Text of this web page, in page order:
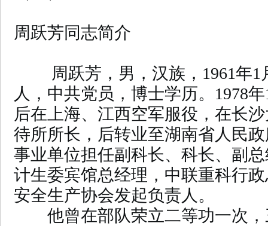
周跃芳同志简介
周跃芳，男，汉族，1961年1
人，中共党员，博士学历。1978
后在上海、江西空军服役，在长
待所所长，后转业至湖南省人民
事业单位担任副科长、科长、副
计生委宾馆总经理，中联重科行
安全生产协会发起负责人。
他曾在部队荣立二等功一次，